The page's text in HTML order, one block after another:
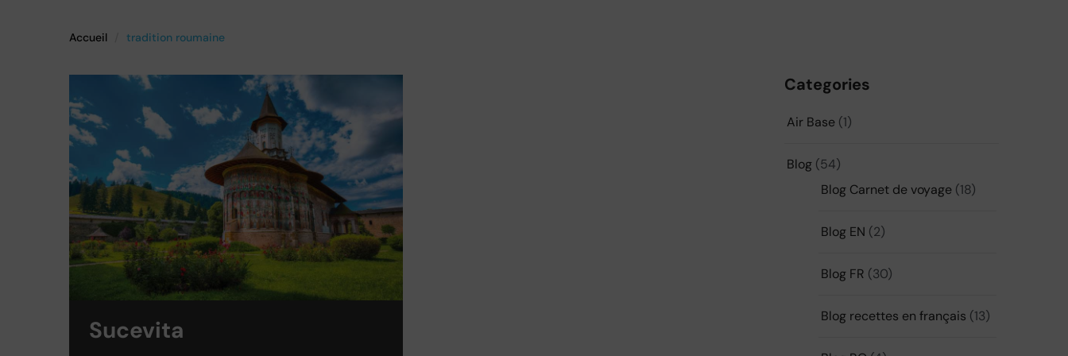
Accueil tradition roumaine
Sucevita
Categories
Air Base (1)
Blog (54)
Blog Carnet de voyage (18)
Blog EN (2)
Blog FR (30)
Blog recettes en français (13)